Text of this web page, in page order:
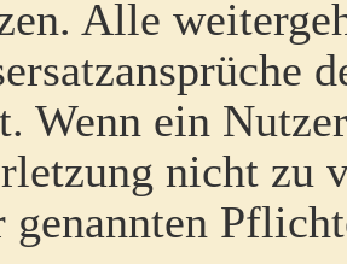
Alle
Wenn ein
nicht zu
genannten